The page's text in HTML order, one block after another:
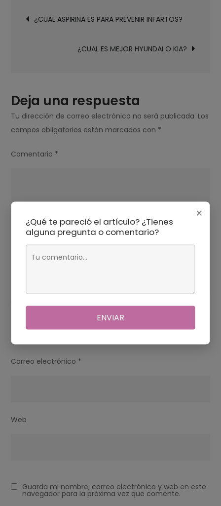
DON
TIMOTEO
de¿CUAL ASPIRINA ES PARA PREVENIR INFARTOS?
¿CUAL ES MEJOR HYUNDAI O KIA?
Deja una respuesta
Tu dirección de correo electrónico no será publicada. Los
campos obligatorios están marcados con *
Comentario *
Nombre*
Correo electrónico *
Web
Guarda mi nombre, correo electrónico y web en este
navegador para la próxima vez que comente.
×
¿Qué te pareció el artículo? ¿Tienes
alguna pregunta o comentario?
ENVIAR